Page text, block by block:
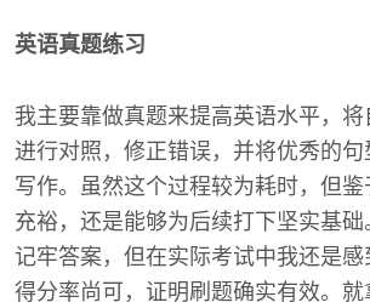
英语真题练习
我主要靠做真题来提高英语水平，
进行对照，修正错误，并将优秀的
写作。虽然这个过程较为耗时，但
充裕，还是能够为后续打下坚实基
记牢答案，但在实际考试中我还是
得分率尚可，证明刷题确实有效。